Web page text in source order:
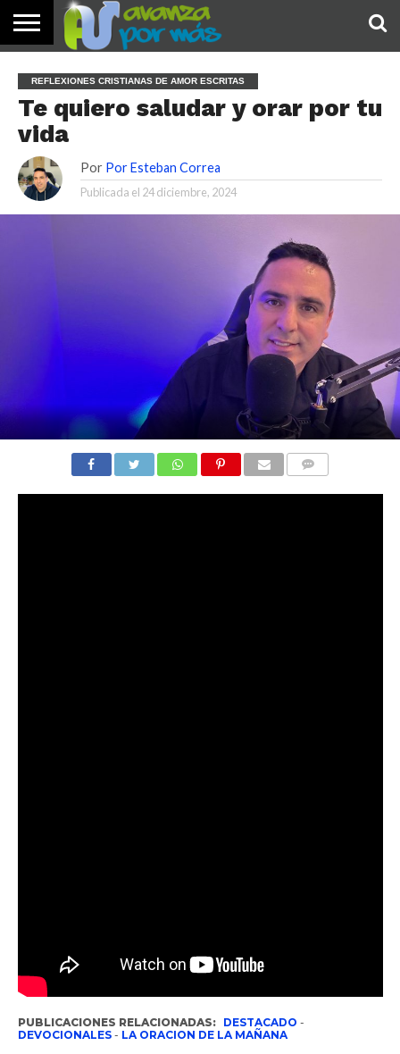
PALABRA
DE HOY
DEVOCIONALES
NOTICIAS
TESTIMONIOS
ORACIONES
SOBRE
NOSOTROS
IMÁGENES
REFLEXIONES CRISTIANAS DE AMOR ESCRITAS
Te quiero saludar y orar por tu
vida
Por Por Esteban Correa
Publicada el 24 diciembre, 2024
PUBLICACIONES RELACIONADAS: DESTACADO -
DEVOCIONALES- LA ORACION DE LA MAÑANA